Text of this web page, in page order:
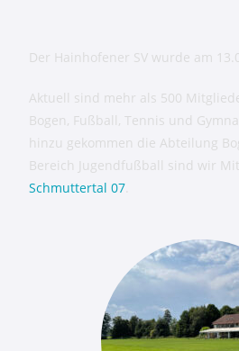
Der Hainhofener SV wurde am
Aktuell sind mehr als 500
Bogen, Fußball, Tennis und
hinzu gekommen die Abteilung
Bereich Jugendfußball sind wir
Schmuttertal 07